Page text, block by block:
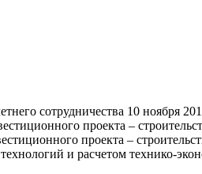
сотрудничества 10 ноября
проекта –
проекта –
и расчетом технико-